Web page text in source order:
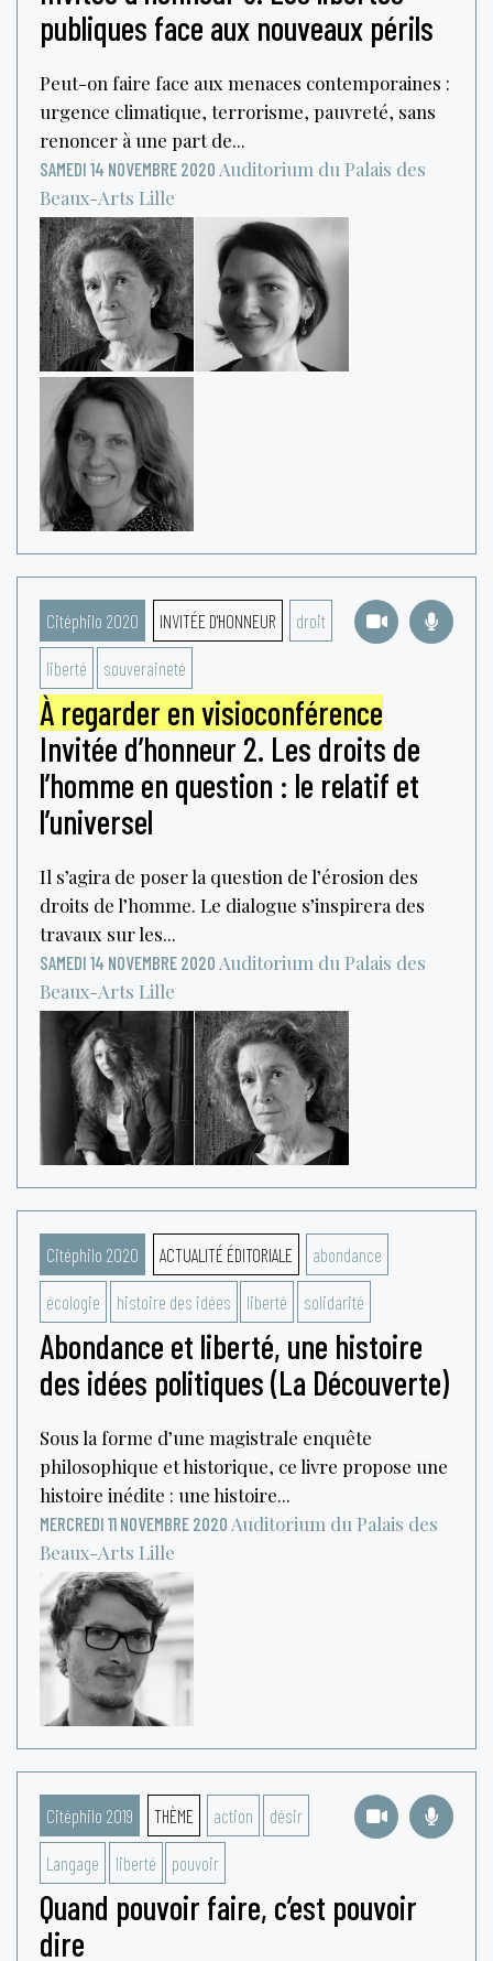
publiques face aux nouveaux périls
Peut-on faire face aux menaces contemporaines :
urgence climatique, terrorisme, pauvreté, sans
renoncer à une part de...
SAMEDI 14 NOVEMBRE 2020 Auditorium du Palais des
Beaux-Arts Lille
Citéphilo 2020 INVITÉE D'HONNEUR droit
liberté souveraineté
À regarder en visioconférence
Invitée d’honneur 2. Les droits de
l’homme en question : le relatif et
l’universel
Il s’agira de poser la question de l’érosion des
droits de l’homme. Le dialogue s’inspirera des
travaux sur les...
SAMEDI 14 NOVEMBRE 2020 Auditorium du Palais des
Beaux-Arts Lille
Citéphilo 2020 ACTUALITÉ ÉDITORIALE abondance
écologie histoire des idées liberté solidarité
Abondance et liberté, une histoire
des idées politiques (La Découverte)
Sous la forme d’une magistrale enquête
philosophique et historique, ce livre propose une
histoire inédite : une histoire...
MERCREDI 11 NOVEMBRE 2020 Auditorium du Palais des
Beaux-Arts Lille
Citéphilo 2019 THÈME action désir
Langage liberté pouvoir
Quand pouvoir faire, c’est pouvoir
dire